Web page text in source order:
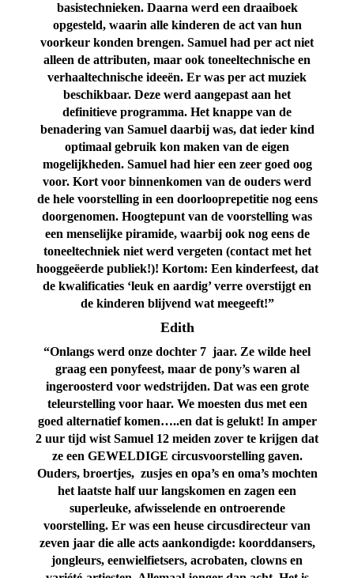
basistechnieken. Daarna werd een draaiboek
opgesteld, waarin alle kinderen de act van hun
voorkeur konden brengen. Samuel had per act niet
alleen de attributen, maar ook toneeltechnische en
verhaaltechnische ideeën. Er was per act muziek
beschikbaar. Deze werd aangepast aan het
definitieve programma. Het knappe van de
benadering van Samuel daarbij was, dat ieder kind
optimaal gebruik kon maken van de eigen
mogelijkheden. Samuel had hier een zeer goed oog
voor. Kort voor binnenkomen van de ouders werd
de hele voorstelling in een doorlooprepetitie nog eens
doorgenomen. Hoogtepunt van de voorstelling was
een menselijke piramide, waarbij ook nog eens de
toneeltechniek niet werd vergeten (contact met het
hooggeëerde publiek!)! Kortom: Een kinderfeest, dat
de kwalificaties ‘leuk en aardig’ verre overstijgt en
de kinderen blijvend wat meegeeft!”
Edith
“Onlangs werd onze dochter 7 jaar. Ze wilde heel
graag een ponyfeest, maar de pony’s waren al
ingeroosterd voor wedstrijden. Dat was een grote
teleurstelling voor haar. We moesten dus met een
goed alternatief komen…..en dat is gelukt! In amper
2 uur tijd wist Samuel 12 meiden zover te krijgen dat
ze een GEWELDIGE circusvoorstelling gaven.
Ouders, broertjes, zusjes en opa’s en oma’s mochten
het laatste half uur langskomen en zagen een
superleuke, afwisselende en ontroerende
voorstelling. Er was een heuse circusdirecteur van
zeven jaar die alle acts aankondigde: koorddansers,
jongleurs, eenwielfietsers, acrobaten, clowns en